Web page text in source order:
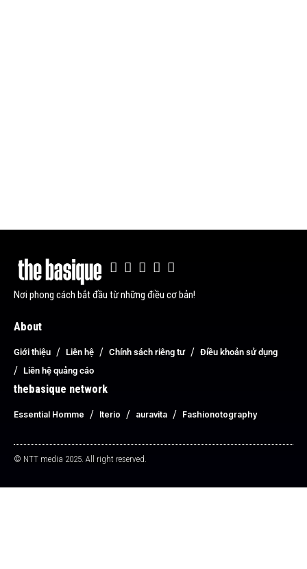
Nơi phong cách bắt đầu từ những điều cơ bản!
About
Giới thiệu Liên hệ Chính sách riêng tư
Điều khoản sử dụng
Liên hệ quảng cáo
thebasique network
Essential Homme Iterio auravita Fashionotography
© NTT media 2025. All right reserved.